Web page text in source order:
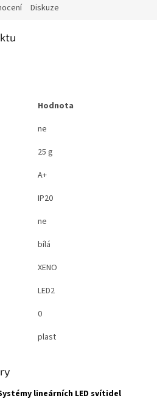
Diskuze
Hodnota
ne
25 g
A+
IP20
ne
bílá
XENO
LED2
0
plast
lineárních LED svítidel